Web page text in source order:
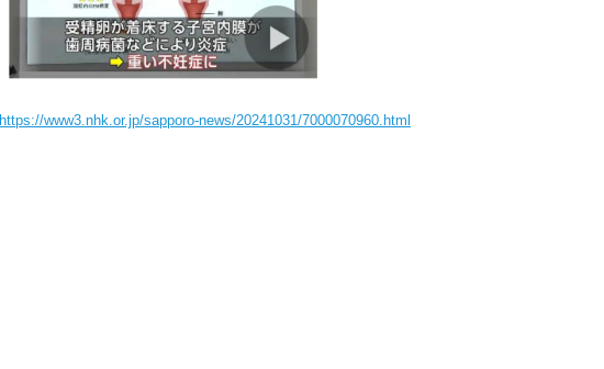
https://www3.nhk.or.jp/sapporo-news/20241031/7000070960.html